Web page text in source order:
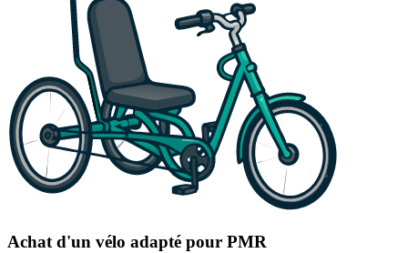
Achat d'un vélo adapté pour PMR